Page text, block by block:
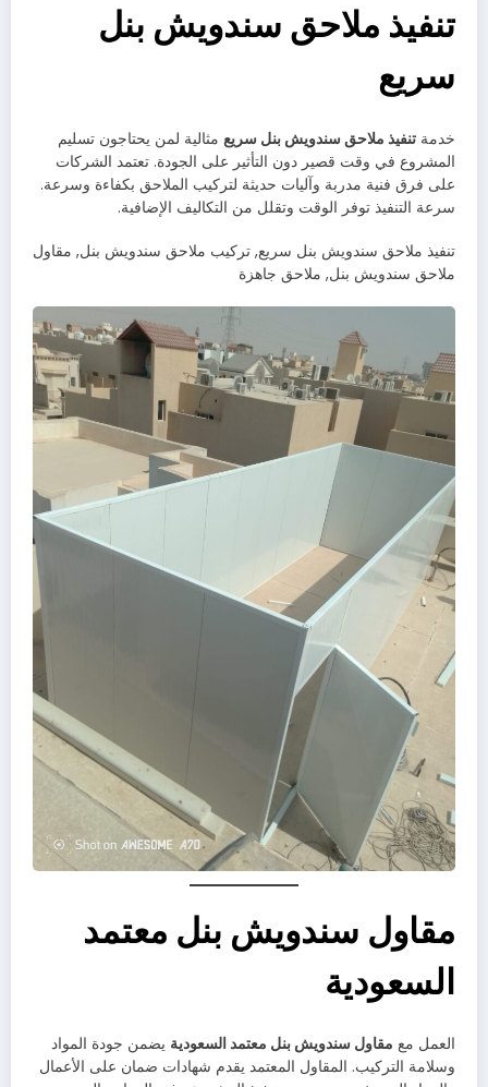
تنفيذ ملاحق سندويش بنل
سريع
خدمة تنفيذ ملاحق سندويش بنل سريع مثالية لمن يحتاجون تسليم
المشروع في وقت قصير دون التأثير على الجودة. تعتمد الشركات
على فرق فنية مدربة وآليات حديثة لتركيب الملاحق بكفاءة وسرعة.
سرعة التنفيذ توفر الوقت وتقلل من التكاليف الإضافية.
تنفيذ ملاحق سندويش بنل سريع, تركيب ملاحق سندويش بنل, مقاول
ملاحق سندويش بنل, ملاحق جاهزة
مقاول سندويش بنل معتمد
السعودية
العمل مع مقاول سندويش بنل معتمد السعودية يضمن جودة المواد
وسلامة التركيب. المقاول المعتمد يقدم شهادات ضمان على الأعمال